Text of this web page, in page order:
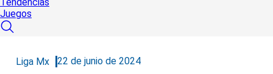
Juegos
Liga Mx 22 de junio de 2024